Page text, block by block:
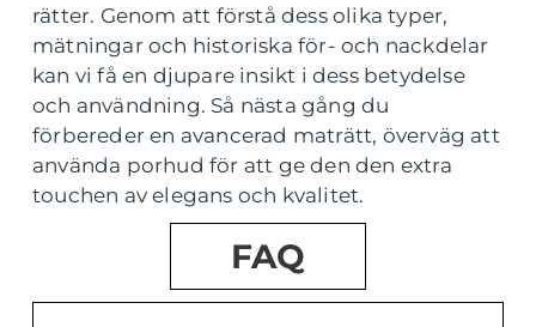
rätter. Genom att förstå dess olika typer,
mätningar och historiska för- och nackdelar
kan vi få en djupare insikt i dess betydelse
och användning. Så nästa gång du
förbereder en avancerad maträtt, överväg att
använda porhud för att ge den den extra
touchen av elegans och kvalitet.
FAQ